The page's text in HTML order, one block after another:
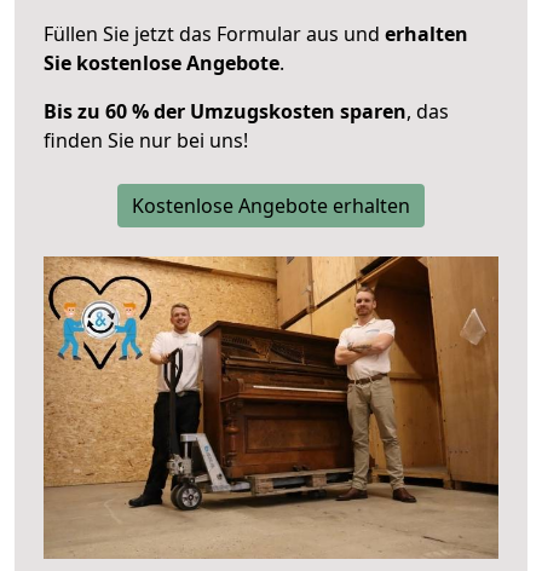
Füllen Sie jetzt das Formular aus und erhalten
Sie kostenlose Angebote.
Bis zu 60 % der Umzugskosten sparen, das
finden Sie nur bei uns!
Kostenlose Angebote erhalten